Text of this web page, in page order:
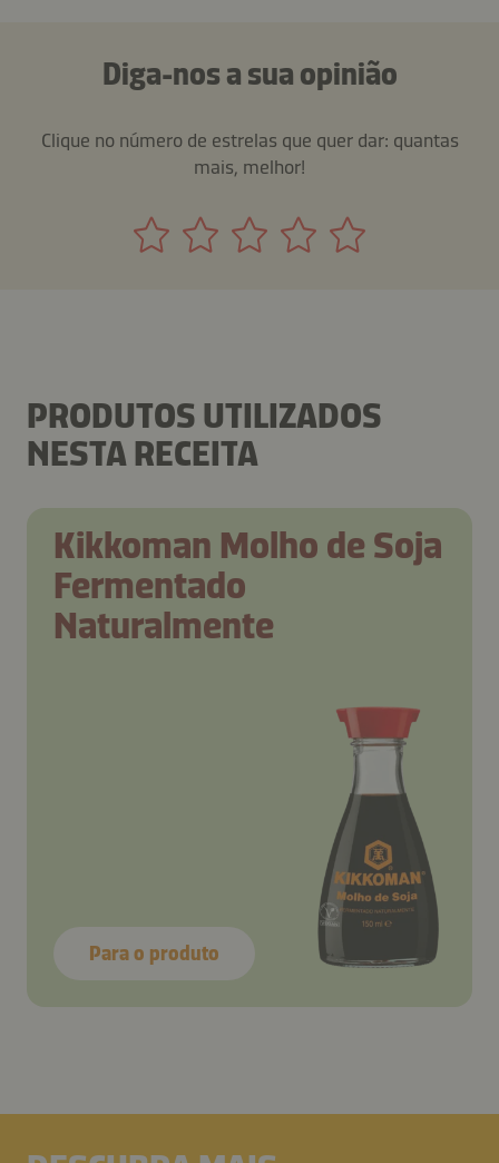
Diga-nos a sua opinião
Clique no número de estrelas que quer dar: quantas
mais, melhor!
PRODUTOS UTILIZADOS
NESTA RECEITA
Kikkoman Molho de Soja
Fermentado
Naturalmente
Para o produto